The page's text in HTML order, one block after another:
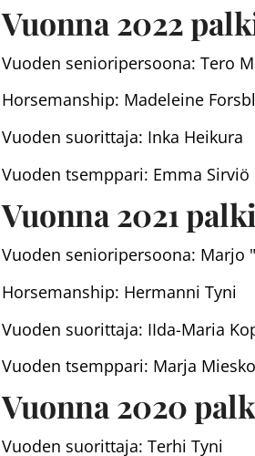
Vuonna 2022
Vuoden senioripersoona: Tero
Horsemanship: Madeleine
Vuoden suorittaja: Inka Heikura
Vuoden tsemppari: Emma Sirviö
Vuonna 2021
Vuoden senioripersoona: Marjo
Horsemanship: Hermanni Tyni
Vuoden suorittaja: IIda-Maria
Vuoden tsemppari: Marja
Vuonna 2020
Vuoden suorittaja: Terhi Tyni